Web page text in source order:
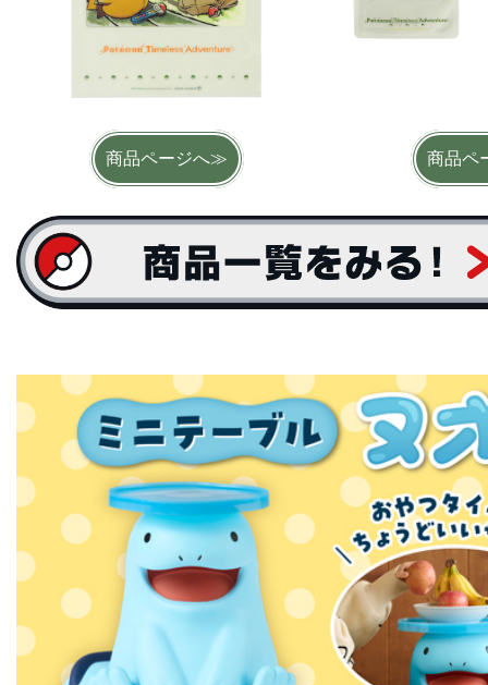
商品ページへ≫ 商品ペ